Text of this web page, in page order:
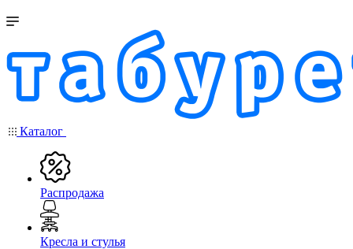
Каталог
Распродажа
Кресла и стулья